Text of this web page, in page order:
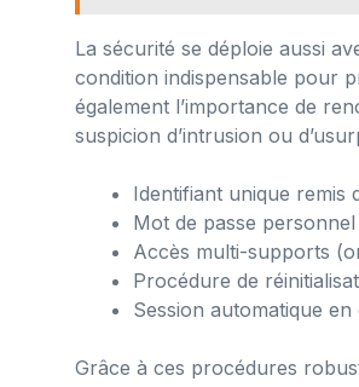
La sécurité se déploie aussi
condition indispensable pour
également l’importance de
suspicion d’intrusion ou
Identifiant unique remis
Mot de passe
Accès multi-supports
Procédure de
Session automatique
Grâce à ces procédures